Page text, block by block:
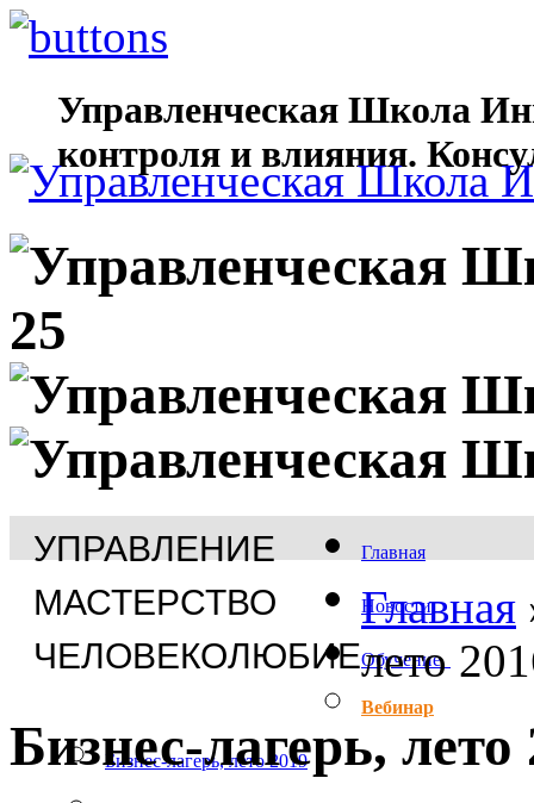
Управленческая Школа
контроля и влияния.
25
УПРАВЛЕНИЕ
МАСТЕРСТВО
ЧЕЛОВЕКОЛЮБИЕ
Главная
Новости
Обучение
Вебинар
Бизнес-лагерь, лето 2019
Главная
лето
Бизнес-лагерь, лето